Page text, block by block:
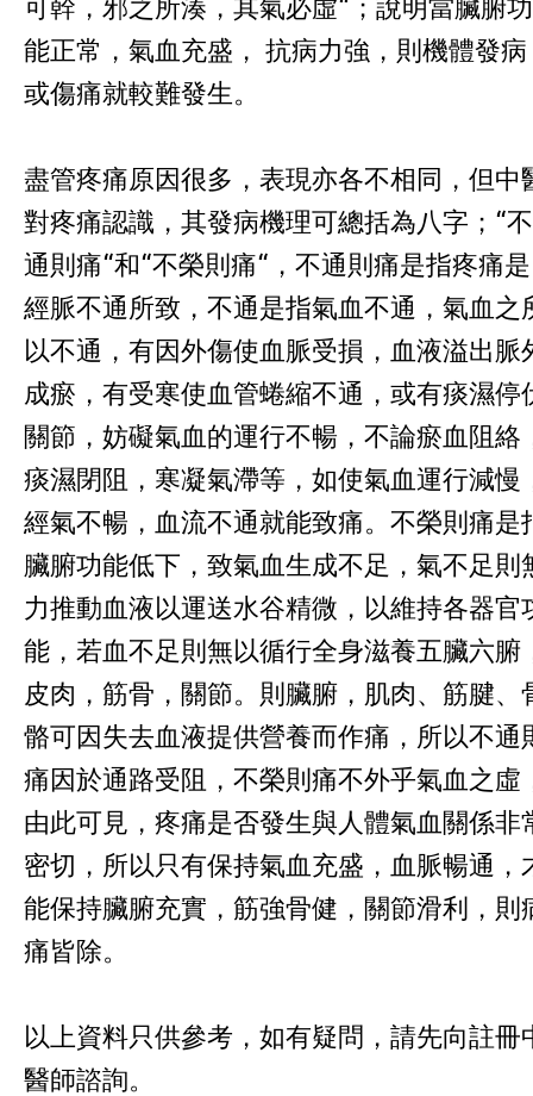
可幹，邪之所湊，其氣必虛“；說明當臟腑功
能正常，氣血充盛， 抗病力強，則機體發病
或傷痛就較難發生。
盡管疼痛原因很多，表現亦各不相同，但中
對疼痛認識，其發病機理可總括為八字；“不
通則痛“和“不榮則痛“，不通則痛是指疼痛是
經脈不通所致，不通是指氣血不通，氣血之
以不通，有因外傷使血脈受損，血液溢出脈
成瘀，有受寒使血管蜷縮不通，或有痰濕停
關節，妨礙氣血的運行不暢，不論瘀血阻絡
痰濕閉阻，寒凝氣滯等，如使氣血運行減慢
經氣不暢，血流不通就能致痛。不榮則痛是
臟腑功能低下，致氣血生成不足，氣不足則
力推動血液以運送水谷精微，以維持各器官
能，若血不足則無以循行全身滋養五臟六腑
皮肉，筋骨，關節。則臟腑，肌肉、筋腱、
骼可因失去血液提供營養而作痛，所以不通
痛因於通路受阻，不榮則痛不外乎氣血之虛
由此可見，疼痛是否發生與人體氣血關係非
密切，所以只有保持氣血充盛，血脈暢通，
能保持臟腑充實，筋強骨健，關節滑利，則
痛皆除。
以上資料只供參考，如有疑問，請先向註冊
醫師諮詢。